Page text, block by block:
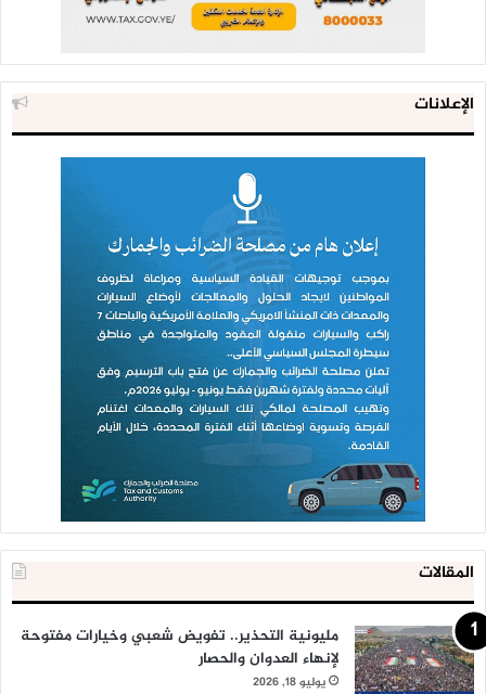
الإعلانات
المقالات
مليونية التحذير.. تفويض شعبي وخيارات مفتوحة
لإنهاء العدوان والحصار
يوليو 18, 2026